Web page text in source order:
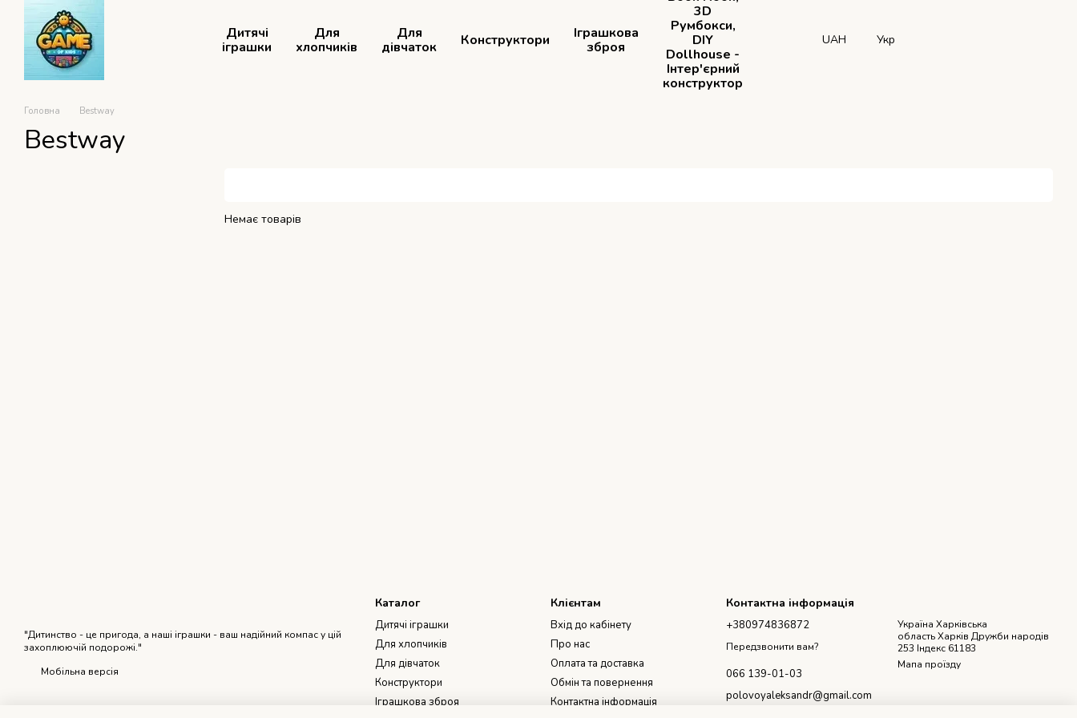
Перейти до основного контенту
Дитячі
іграшки
Для
хлопчиків
Для
дівчаток
Конструктори
Іграшкова
зброя
3D
Румбокси,
DIY
Dollhouse -
Інтер'єрний
конструктор
UAH Укр
Головна Bestway
Bestway
Немає товарів
"Дитинство - це пригода, а наші іграшки - ваш надійний компас у цій
захоплюючій подорожі."
Мобільна версія
Каталог
Дитячі іграшки
Для хлопчиків
Для дівчаток
Конструктори
Іграшкова зброя
Клієнтам
Вхід до кабінету
Про нас
Оплата та доставка
Обмін та повернення
Контактна інформація
Контактна інформація
+380974836872
Передзвонити вам?
066 139-01-03
polovoyaleksandr@gmail.com
Україна Харківська
область Харків Дружби народів
253 Індекс 61183
Мапа проїзду